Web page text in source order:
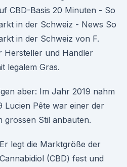
CBD-Basis 20 Minuten - So
in der Schweiz - News So
in der Schweiz von F.
Hersteller und Händler
legalem Gras.
aber: Im Jahr 2019 nahm
Lucien Pête war einer der
grossen Stil anbauten.
Er legt die Marktgröße der
Cannabidiol (CBD) fest und